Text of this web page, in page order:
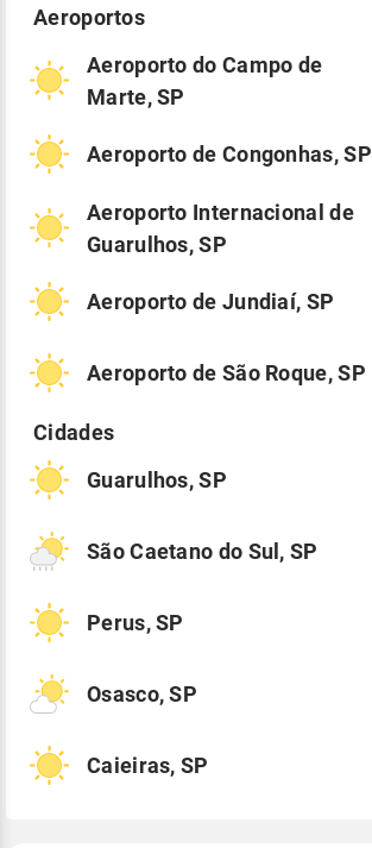
Aeroporto do Campo de
Marte, SP
Aeroporto de Congonhas, SP
Aeroporto Internacional de
Guarulhos, SP
Aeroporto de Jundiaí, SP
Aeroporto de São Roque, SP
Guarulhos, SP
São Caetano do Sul, SP
Perus, SP
Osasco, SP
Caieiras, SP